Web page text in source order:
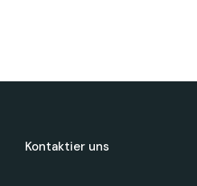
Kontaktier uns